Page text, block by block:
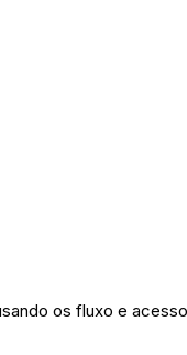
os fluxo e